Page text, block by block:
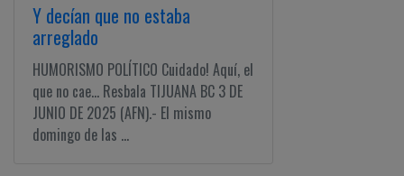
Y decían que no estaba
arreglado
HUMORISMO POLÍTICO Cuidado! Aquí, el
que no cae... Resbala TIJUANA BC 3 DE
JUNIO DE 2025 (AFN).- El mismo
domingo de las ...